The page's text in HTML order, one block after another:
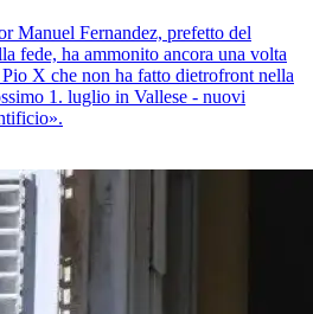
Manuel Fernandez, prefetto del
fede, ha ammonito ancora una volta
X che non ha fatto dietrofront nella
1. luglio in Vallese - nuovi